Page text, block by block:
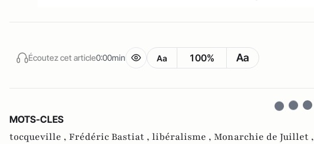
Écoutez cet article0:00min Aa 100% Aa
MOTS-CLES
tocqueville , Frédéric Bastiat , libéralisme , Monarchie de Juillet ,